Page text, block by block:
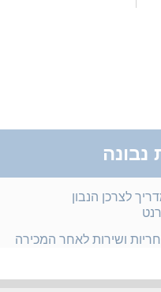
נבונה
לצרכן הנבון
ושירות לאחר המכירה